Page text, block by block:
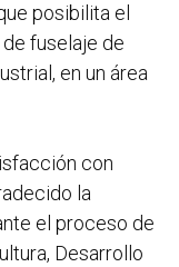
posibilita el
fuselaje de
en un área
con
la
el proceso de
Desarrollo